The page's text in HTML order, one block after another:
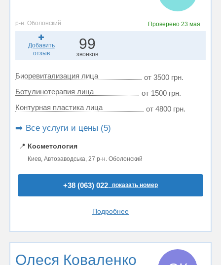
р-н. Оболонский Проверено 23 мая
Добавить
отзыв
99
звонков
Биоревитализация лица
от 3500 грн.
Ботулинотерапия лица
от 1500 грн.
Контурная пластика лица
от 4800 грн.
➡️ Все услуги и цены (5)
📍 Косметология
Киев, Автозаводська, 27 р-н. Оболонский
+38 (063) 022..показать номер
Подробнее
Олеся Коваленко